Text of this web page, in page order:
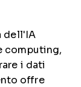
dell'IA
computing,
i dati
offre